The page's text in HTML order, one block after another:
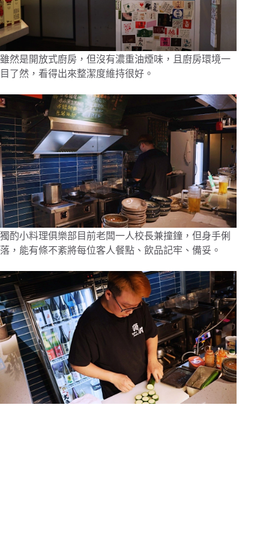
雖然是開放式廚房，但沒有濃重油煙味，且廚房環境一
目了然，看得出來整潔度維持很好。
獨酌小料理俱樂部目前老闆一人校長兼撞鐘，但身手俐
落，能有條不紊將每位客人餐點、飲品記牢、備妥。